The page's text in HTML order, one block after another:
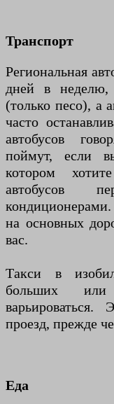
Транспорт
Региональная
дней в неделю,
(только песо), а
часто
автобусов
поймут, если
котором
автобусов
на основных
вас.
Такси в
больших
варьироваться.
проезд, прежде
Еда